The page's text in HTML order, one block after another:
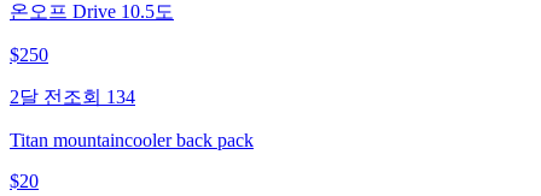
온오프 Drive 10.5도
$250
2달 전 조회 134
Titan mountaincooler back pack
$20